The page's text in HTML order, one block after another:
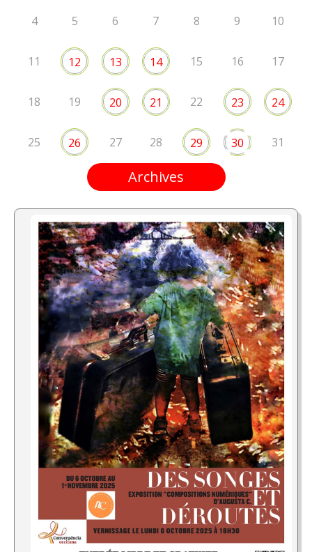
4 5 6 7 8 9 10
11 12 13 14 15 16 17
18 19 20 21 22 23 24
25 26 27 28 29 30 31
Archives